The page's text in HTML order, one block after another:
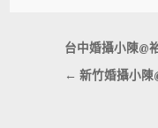
台中婚攝小陳@
← 新竹婚攝小陳